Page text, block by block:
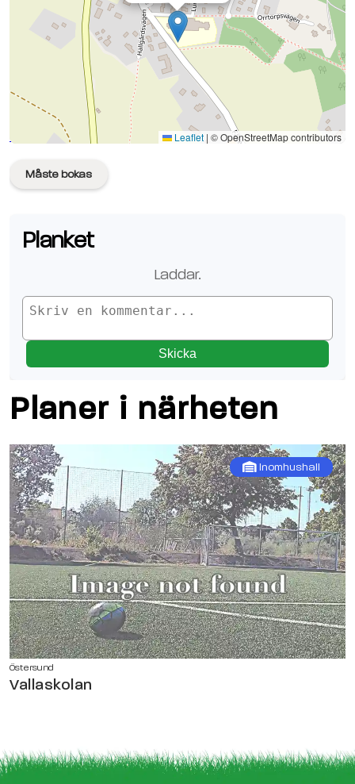
Leaflet | © OpenStreetMap contributors
Se planen på Google Maps
Måste bokas
Planket
Laddar.
Skicka
Planer i närheten
Inomhushall
Östersund
Vallaskolan